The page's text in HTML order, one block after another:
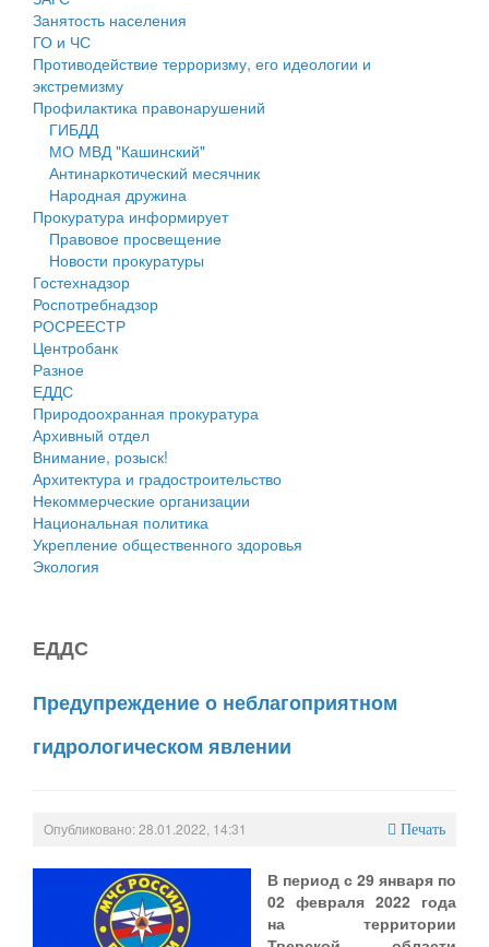
Оценка регулирующего воздействия
Деятельность МУ
Нормативы градостроительного проектирования
Правила землепользования и застройки
Генеральные планы
Проекты планировки территории
Собрание депутатов
Городское поселение
Сельские поселения
Занятость населения
ГО и ЧС
Противодействие терроризму, его идеологии и
экстремизму
Профилактика правонарушений
ГИБДД
МО МВД "Кашинский"
Антинаркотический месячник
Народная дружина
Прокуратура информирует
Правовое просвещение
Новости прокуратуры
Гостехнадзор
Роспотребнадзор
РОСРЕЕСТР
Центробанк
Разное
ЕДДС
Природоохранная прокуратура
Архивный отдел
Внимание, розыск!
Архитектура и градостроительство
Некоммерческие организации
Национальная политика
Укрепление общественного здоровья
Экология
ЕДДС
Предупреждение о неблагоприятном
гидрологическом явлении
Опубликовано: 28.01.2022, 14:31 Печать
В период с 29 января по
02 февраля 2022 года
на территории